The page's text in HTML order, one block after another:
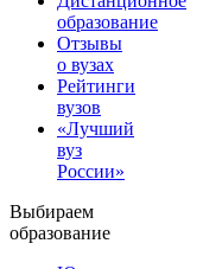
образование
Отзывы
о вузах
Рейтинги
вузов
«Лучший
вуз
России»
Выбираем
образование